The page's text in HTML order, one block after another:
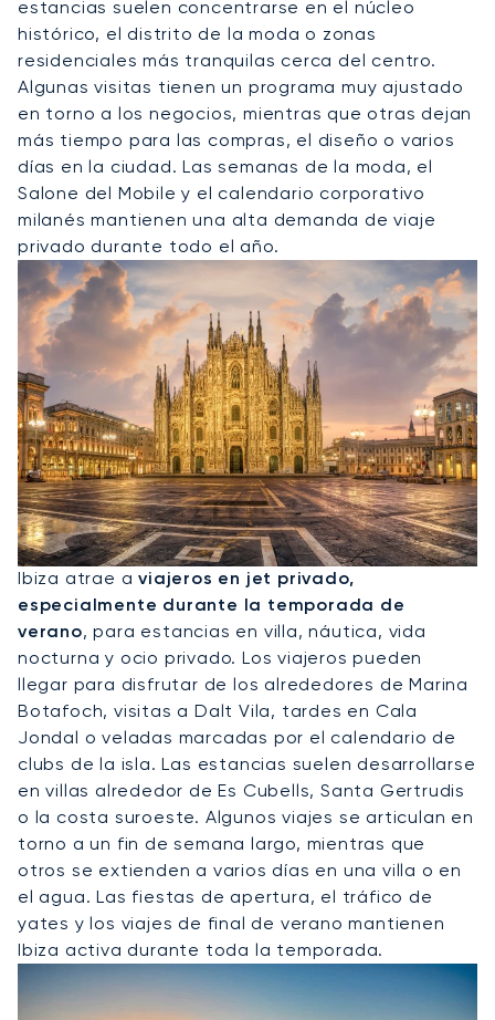
estancias suelen concentrarse en el núcleo
histórico, el distrito de la moda o zonas
residenciales más tranquilas cerca del centro.
Algunas visitas tienen un programa muy ajustado
en torno a los negocios, mientras que otras dejan
más tiempo para las compras, el diseño o varios
días en la ciudad. Las semanas de la moda, el
Salone del Mobile y el calendario corporativo
milanés mantienen una alta demanda de viaje
privado durante todo el año.
Alquile Un Jet Privado A Ibiza
Ibiza atrae aviajeros en jet privado,
especialmente durante la temporada de
verano, para estancias en villa, náutica, vida
nocturna y ocio privado. Los viajeros pueden
llegar para disfrutar de los alrededores de Marina
Botafoch, visitas a Dalt Vila, tardes en Cala
Jondal o veladas marcadas por el calendario de
clubs de la isla. Las estancias suelen desarrollarse
en villas alrededor de Es Cubells, Santa Gertrudis
o la costa suroeste. Algunos viajes se articulan en
torno a un fin de semana largo, mientras que
otros se extienden a varios días en una villa o en
el agua. Las fiestas de apertura, el tráfico de
yates y los viajes de final de verano mantienen
Ibiza activa durante toda la temporada.